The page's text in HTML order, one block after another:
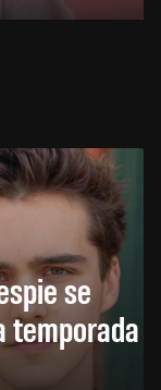
se
temporada